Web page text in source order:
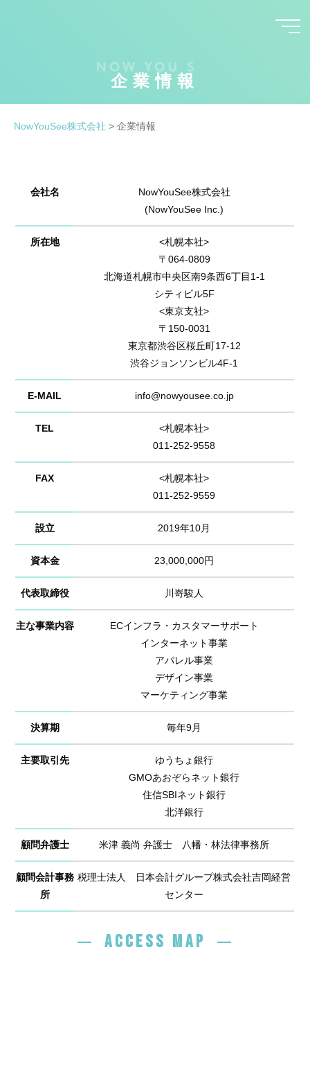
企業情報
NowYouSee株式会社 > 企業情報
会社名
NowYouSee株式会社
(NowYouSee Inc.)
所在地
<札幌本社>
〒064-0809
北海道札幌市中央区南9条西6丁目1-1
シティビル5F
<東京支社>
〒150-0031
東京都渋谷区桜丘町17-12
渋谷ジョンソンビル4F-1
E-MAIL info@nowyousee.co.jp
TEL
<札幌本社>
011-252-9558
FAX
<札幌本社>
011-252-9559
設立 2019年10月
資本金 23,000,000円
代表取締役 川嵜駿人
主な事業内容
ECインフラ・カスタマーサポート
インターネット事業
アパレル事業
デザイン事業
マーケティング事業
決算期 毎年9月
主要取引先
ゆうちょ銀行
GMOあおぞらネット銀行
住信SBIネット銀行
北洋銀行
顧問弁護士 米津 義尚 弁護士 八幡・林法律事務所
顧問会計事務
所
税理士法人 日本会計グループ株式会社吉岡経営
センター
ACCESS MAP